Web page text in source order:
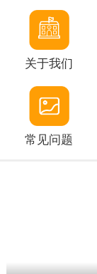
关于我们
常见问题